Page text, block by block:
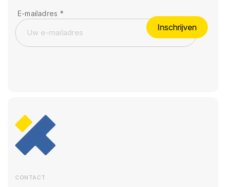
E-mailadres *
Inschrijven
CONTACT